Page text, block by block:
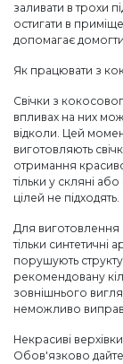
заливати в трохи
остигати в
допомагає
Як працювати з
Свічки з
впливах на них
відколи. Цей
виготовляють
отримання
тільки у скляні
цілей не підходять.
Для виготовлення
тільки синтетичні
порушують
рекомендовану
зовнішнього
неможливо
Некрасиві верхівки
Обов'язково дайте